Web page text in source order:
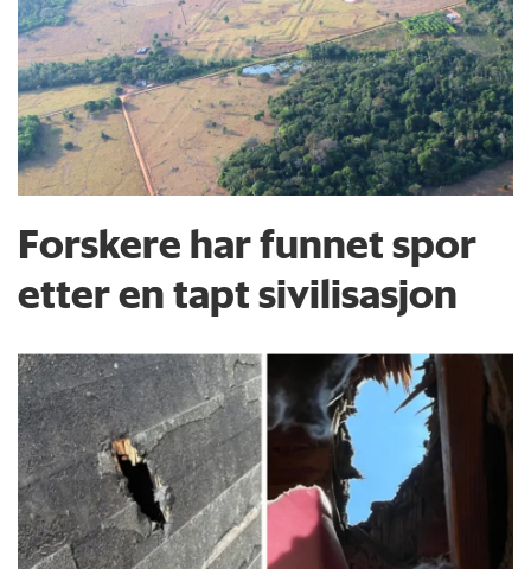
Forskere har funnet spor
etter en tapt sivilisasjon